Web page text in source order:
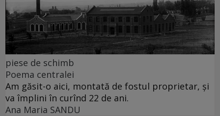
piese de schimb
Poema centralei
Am găsit-o aici, montată de fostul proprietar, și
va împlini în curînd 22 de ani.
Ana Maria SANDU